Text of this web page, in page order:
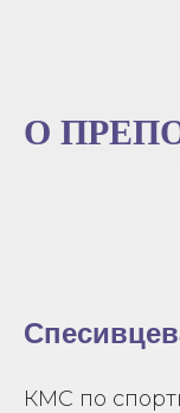
О
КМС по